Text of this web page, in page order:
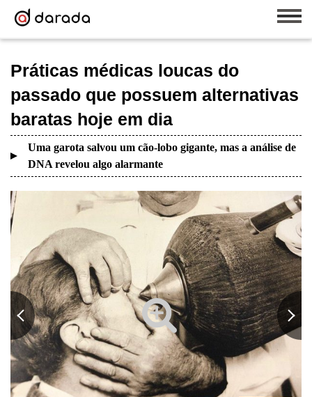
Práticas médicas loucas do
passado que possuem alternativas
baratas hoje em dia
Uma garota salvou um cão-lobo gigante, mas a análise de
DNA revelou algo alarmante